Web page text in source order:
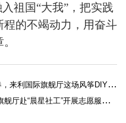
祖国“大我”，把实践
的不竭动力，用奋斗
国际旗舰厅这场风筝DIY“纸”为你！
赴“晨星社工”开展志愿服务活动